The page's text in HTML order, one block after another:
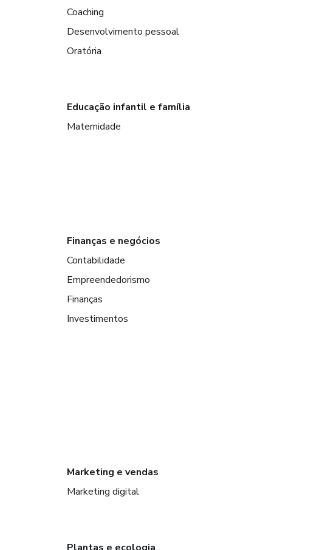
Coaching
Desenvolvimento pessoal
Oratória
Educação infantil e família
Maternidade
Finanças e negócios
Contabilidade
Empreendedorismo
Finanças
Investimentos
Marketing e vendas
Marketing digital